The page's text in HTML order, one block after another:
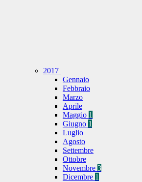
2017
Gennaio
Febbraio
Marzo
Aprile
Maggio 1
Giugno 1
Luglio
Agosto
Settembre
Ottobre
Novembre 3
Dicembre 1